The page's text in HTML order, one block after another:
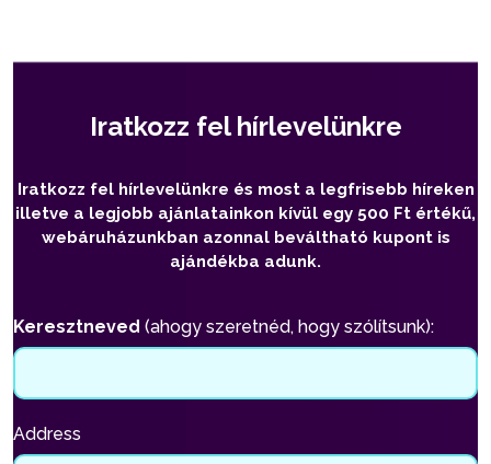
Iratkozz fel hírlevelünkre
Iratkozz fel hírlevelünkre és most a legfrisebb híreken
illetve a legjobb ajánlatainkon kívül egy 500 Ft értékű,
webáruházunkban azonnal beváltható kupont is
ajándékba adunk.
Keresztneved (ahogy szeretnéd, hogy szólítsunk):
Address